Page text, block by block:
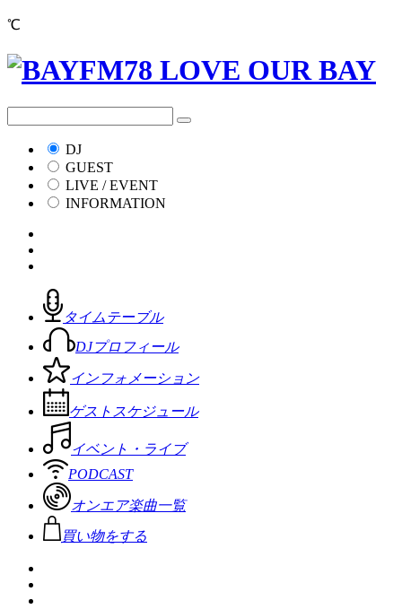
℃
DJ
GUEST
LIVE / EVENT
INFORMATION
タイムテーブル
DJプロフィール
インフォメーション
ゲストスケジュール
イベント・ライブ
PODCAST
オンエア楽曲一覧
買い物をする